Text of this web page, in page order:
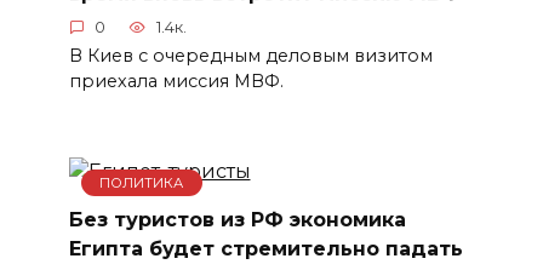
0 1.4к.
В Киев с очередным деловым визитом
приехала миссия МВФ.
ПОЛИТИКА
Без туристов из РФ экономика
Египта будет стремительно падать